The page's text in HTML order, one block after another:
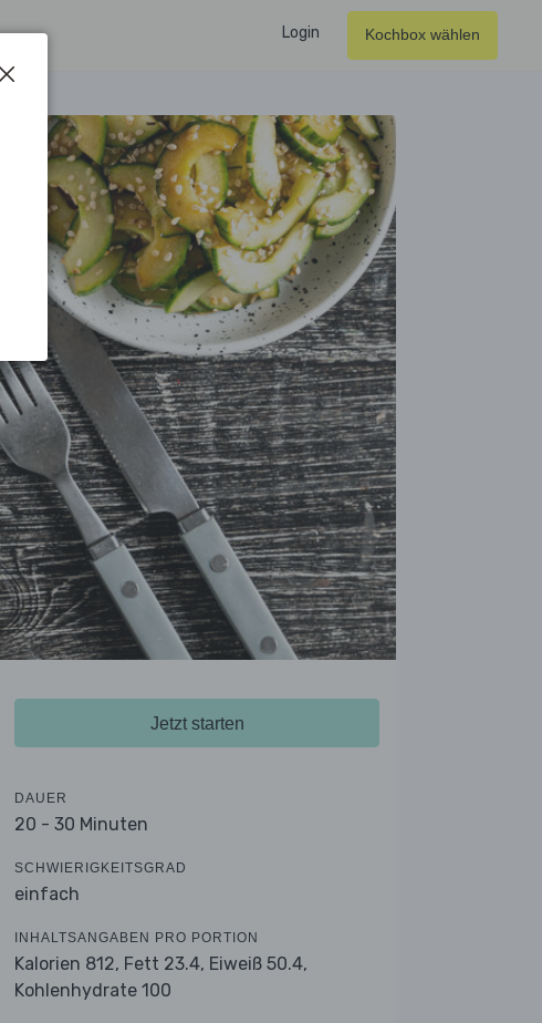
Login Kochbox wählen
Jetzt starten
DAUER
20 - 30 Minuten
SCHWIERIGKEITSGRAD
einfach
INHALTSANGABEN PRO PORTION
Kalorien 812, Fett 23.4, Eiweiß 50.4,
Kohlenhydrate 100